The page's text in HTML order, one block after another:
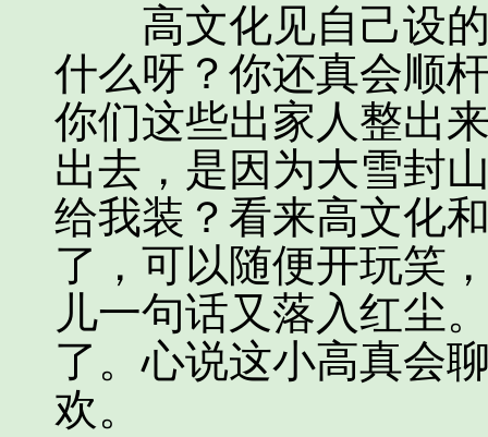
高文化见自己设的
什么呀？你还真会顺
你们这些出家人整出
出去，是因为大雪封
给我装？看来高文化
了，可以随便开玩笑
儿一句话又落入红尘
了。心说这小高真会
欢。